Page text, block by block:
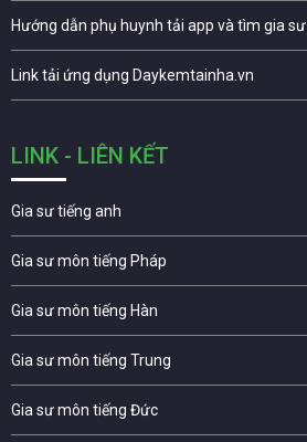
Hướng dẫn phụ huynh tải app và tìm gia sư
Link tải ứng dụng Daykemtainha.vn
LINK - LIÊN KẾT
Gia sư tiếng anh
Gia sư môn tiếng Pháp
Gia sư môn tiếng Hàn
Gia sư môn tiếng Trung
Gia sư môn tiếng Đức